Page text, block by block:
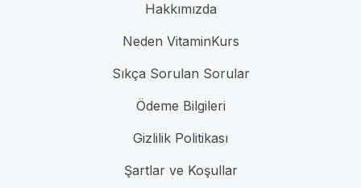
Hakkımızda
Neden VitaminKurs
Sıkça Sorulan Sorular
Ödeme Bilgileri
Gizlilik Politikası
Şartlar ve Koşullar